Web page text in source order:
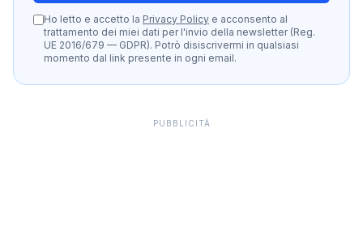
Ho letto e accetto la Privacy Policy e acconsento al
trattamento dei miei dati per l'invio della newsletter (Reg.
UE 2016/679 — GDPR). Potrò disiscrivermi in qualsiasi
momento dal link presente in ogni email.
PUBBLICITÀ